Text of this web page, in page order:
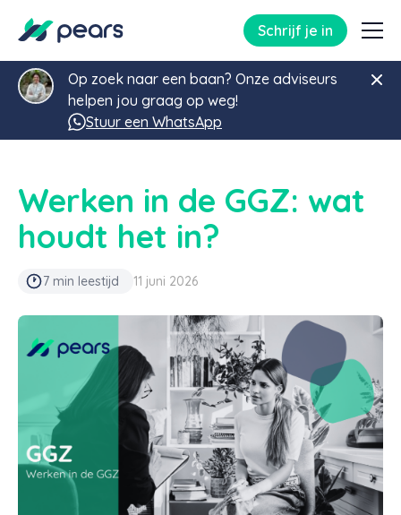
Schrijf je in
Op zoek naar een baan? Onze adviseurs
helpen jou graag op weg!
Stuur een WhatsApp
Werken in de GGZ: wat
houdt het in?
7 min leestijd 11 juni 2026